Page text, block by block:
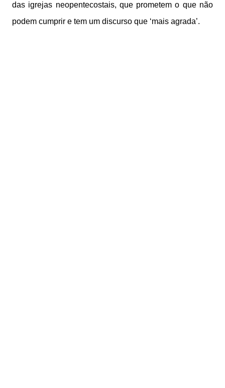
das igrejas neopentecostais, que prometem o que não
podem cumprir e tem um discurso que ‘mais agrada’.